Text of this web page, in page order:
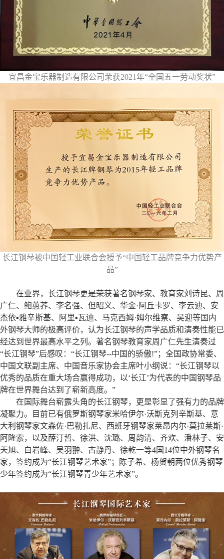
宜昌金宝乐器制造有限公司荣获2021年“全国五一劳动奖状”
长江钢琴被中国轻工业联合会授予“中国轻工品牌竞争力优势产
品”
在业界，长江钢琴更是荣获著名钢琴家、教育家刘诗昆、周
广仁、鲍蕙荞、李名强、但昭义、华金·阿丘卡罗、李云迪、安
杰依▪雅辛斯基、阿里▪瓦迪、马克西姆·姆尔维察、吴迎等国内
外钢琴大师的极高评价，认为长江钢琴的声学品质和演奏性能已
经达到世界最高水平之列。著名钢琴教育家周广仁先生演奏过
“长江钢琴”后感叹：“长江钢琴--中国的骄傲!”；全国政协常委、
中国文联副主席、中国音乐家协会主席叶小纲说：“长江钢琴以
优秀的品质在重大场合赢得成功，以‘长江’为代表的中国钢琴品
牌在世界舞台达到了崭新高度。”
在国际舞台崭露头角的长江钢琴，更是彰显了强有力的品牌
凝聚力。目前已有俄罗斯钢琴家米哈伊尔·沃斯克列辛斯基、意
大利钢琴家文森佐·巴勒扎尼、西班牙钢琴家莱昂内尔·莫拉莱斯·
阿隆索，以及薛汀哲、徐洪、沈璐、周韵清、齐欢、潘林子、安
天旭、白岩峰、吴羽翀、古静丹、徐乾一等4国14位中外钢琴名
家，签约成为“长江钢琴艺术家”；陈子希、杨贺朝两位优秀钢琴
少年签约成为“长江钢琴青少年艺术家”。